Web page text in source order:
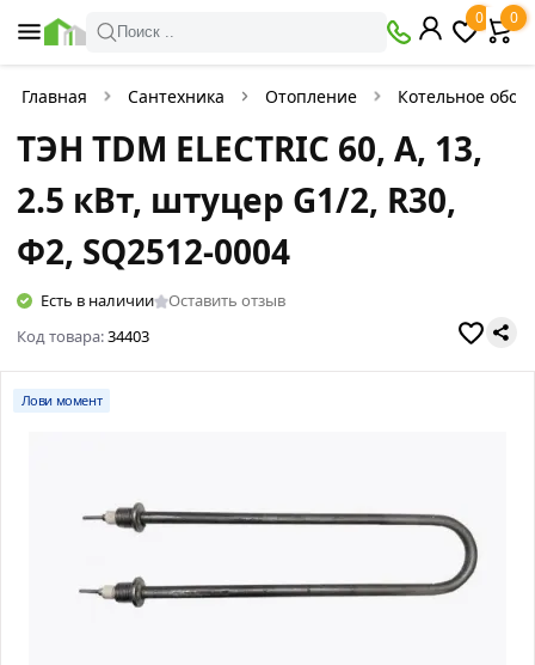
Поиск ..
0 0
Главная Сантехника Отопление Котельное
ТЭН TDM ELECTRIC 60, А, 13,
2.5 кВт, штуцер G1/2, R30,
Ф2, SQ2512-0004
Есть в наличии
Оставить отзыв
Код товара:34403
Лови момент